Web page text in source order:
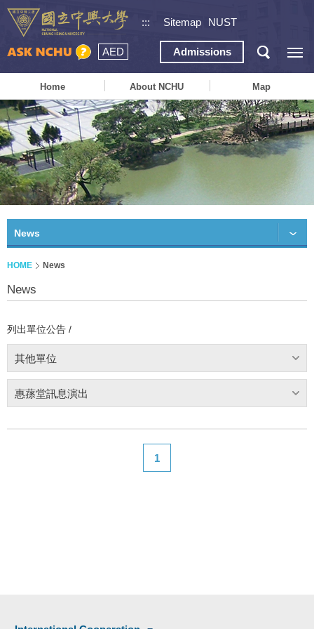
::: Sitemap NUST
AED Admissions
Home About NCHU Map
News
HOME News
News
列出單位公告 /
其他單位
惠蓀堂訊息演出
1